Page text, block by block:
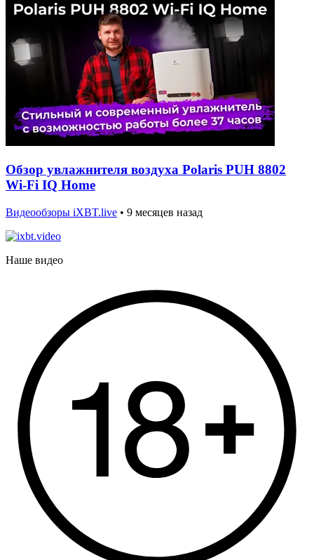
Обзор увлажнителя воздуха Polaris PUH 8802
Wi-Fi IQ Home
Видеообзоры iXBT.live • 9 месяцев назад
Наше видео